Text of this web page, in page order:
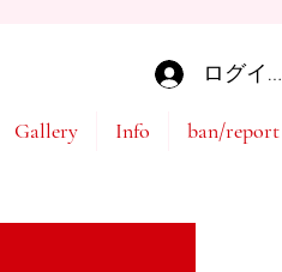
ログイン
Gallery Info ban/report